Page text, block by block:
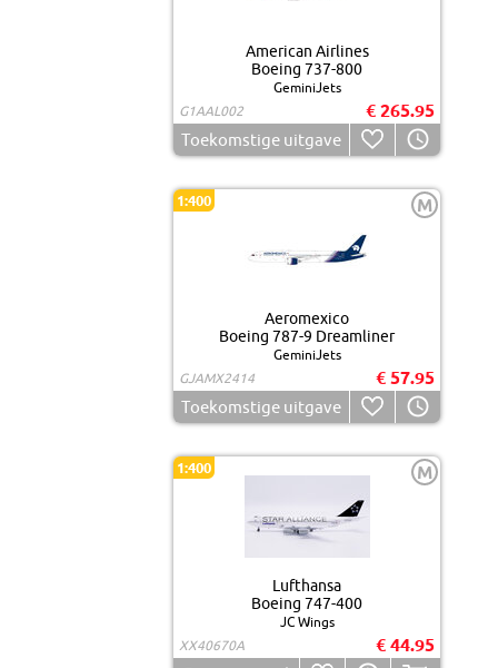
American Airlines
Boeing 737-800
GeminiJets
G1AAL002
€ 265.95
Toekomstige uitgave
1:400 M
Aeromexico
Boeing 787-9 Dreamliner
GeminiJets
GJAMX2414
€ 57.95
Toekomstige uitgave
1:400 M
Lufthansa
Boeing 747-400
JC Wings
XX40670A
€ 44.95